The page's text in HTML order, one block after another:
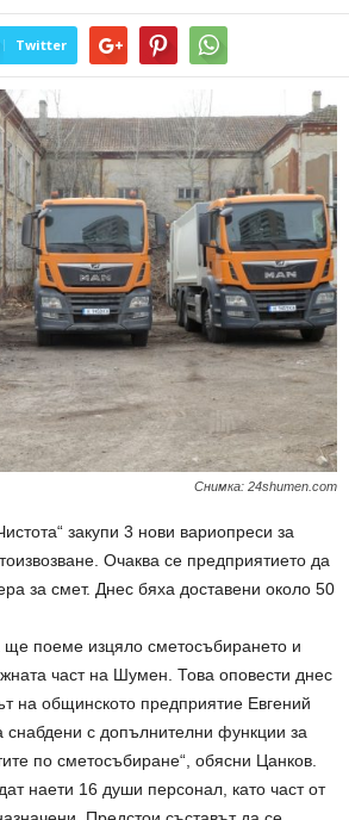
Twitter
Снимка: 24shumen.com
закупи 3 нови вариопреси за
Очаква се предприятието да
за смет. Днес бяха доставени около 50
поеме изцяло сметосъбирането и
част на Шумен. Това оповести днес
на общинското предприятие Евгений
с допълнителни функции за
по сметосъбиране“, обясни Цанков.
наети 16 души персонал, като част от